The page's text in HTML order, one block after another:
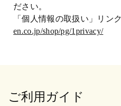
ださい。
「個人情報の取扱い」リンク
en.co.jp/shop/pg/1privacy/
ご利用ガイド